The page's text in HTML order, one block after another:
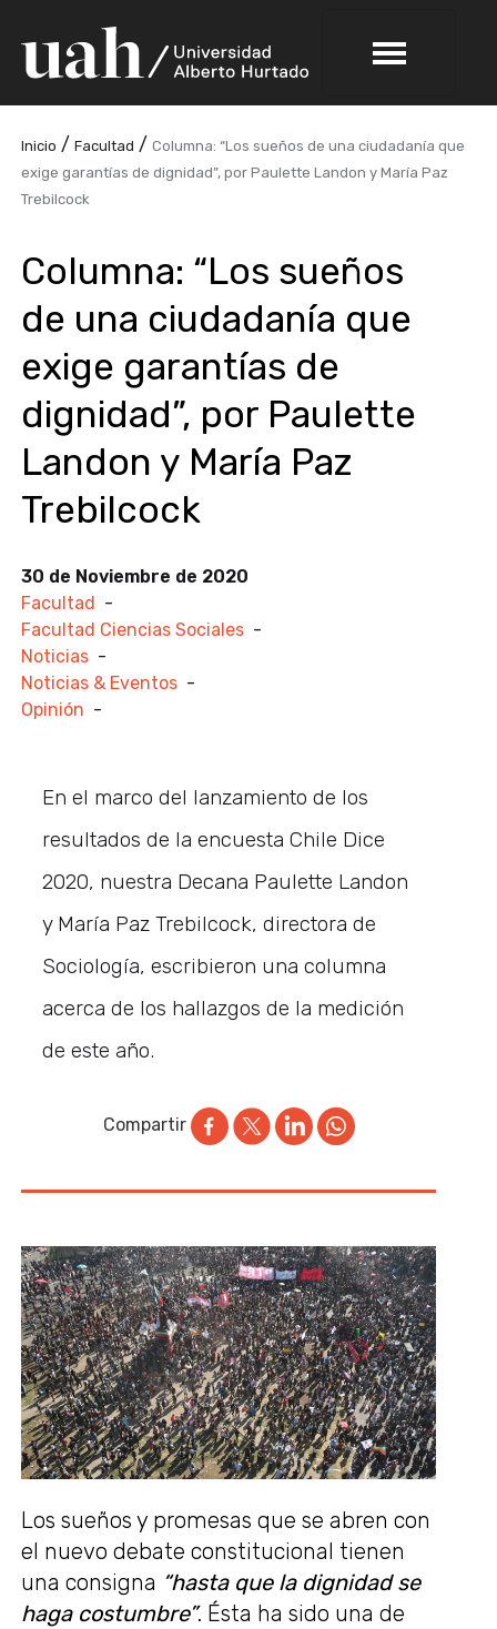
Inicio /Facultad /Columna: “Los sueños de una ciudadanía que
exige garantías de dignidad”, por Paulette Landon y María Paz
Trebilcock
Columna: “Los sueños
de una ciudadanía que
exige garantías de
dignidad”, por Paulette
Landon y María Paz
Trebilcock
30 de Noviembre de 2020
Facultad
-
Facultad Ciencias Sociales -
Noticias -
Noticias & Eventos -
Opinión -
En el marco del lanzamiento de los
resultados de la encuesta Chile Dice
2020, nuestra Decana Paulette Landon
y María Paz Trebilcock, directora de
Sociología, escribieron una columna
acerca de los hallazgos de la medición
de este año.
Compartir
Los sueños y promesas que se abren con
el nuevo debate constitucional tienen
una consigna “hasta que la dignidad se
haga costumbre”. Ésta ha sido una de